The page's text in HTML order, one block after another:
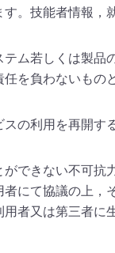
。技能者情報，
ム若しくは製品
を負わないもの
の利用を再開す
できない不可抗
にて協議の上，
者又は第三者に